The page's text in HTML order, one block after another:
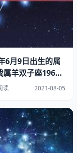
6月9日出生的属
属羊双子座1967
日出生，
读 2021-08-05